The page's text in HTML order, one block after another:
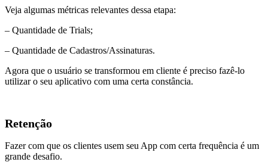
Veja algumas métricas relevantes dessa etapa:
– Quantidade de Trials;
– Quantidade de Cadastros/Assinaturas.
Agora que o usuário se transformou em cliente é preciso fazê-lo
utilizar o seu aplicativo com uma certa constância.
Retenção
Fazer com que os clientes usem seu App com certa frequência é um
grande desafio.